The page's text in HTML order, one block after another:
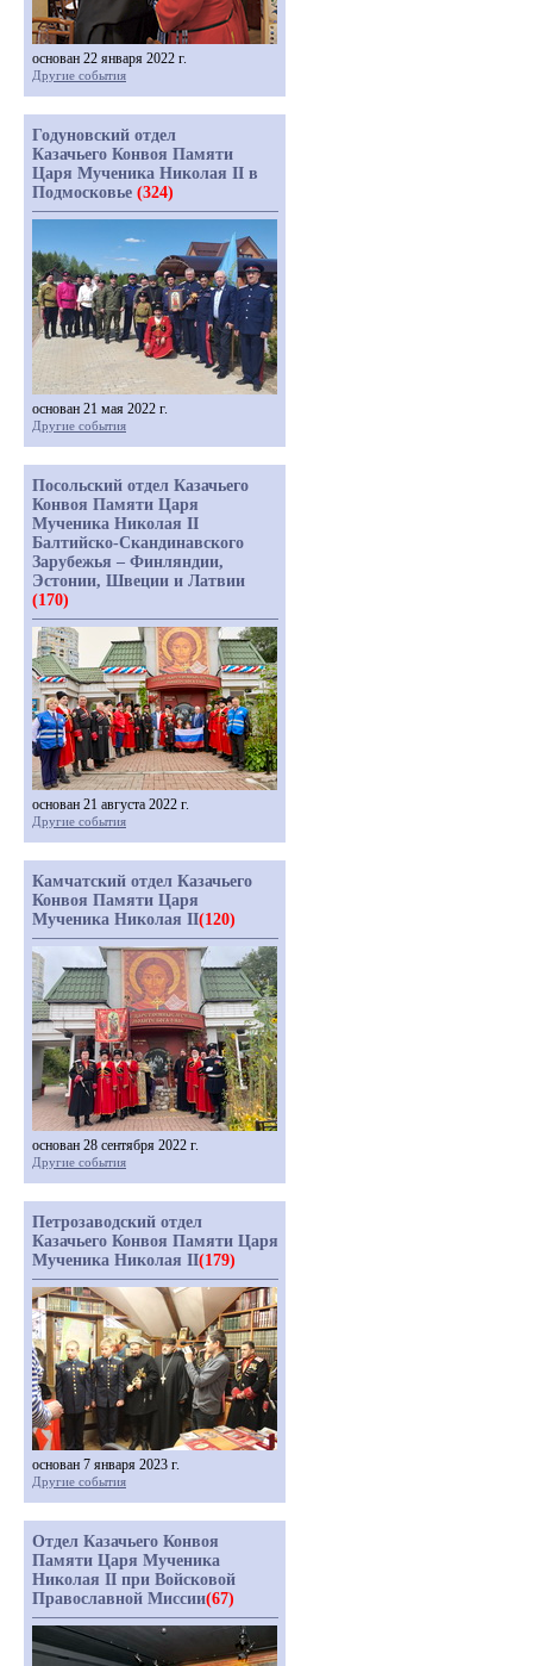
основан 22 января 2022 г.
Другие события
Годуновский отдел
Казачьего Конвоя Памяти
Царя Мученика Николая II в
Подмосковье (324)
основан 21 мая 2022 г.
Другие события
Посольский отдел Казачьего
Конвоя Памяти Царя
Мученика Николая II
Балтийско-Скандинавского
Зарубежья – Финляндии,
Эстонии, Швеции и Латвии
(170)
основан 21 августа 2022 г.
Другие события
Камчатский отдел Казачьего
Конвоя Памяти Царя
Мученика Николая II(120)
основан 28 сентября 2022 г.
Другие события
Петрозаводский отдел
Казачьего Конвоя Памяти Царя
Мученика Николая II(179)
основан 7 января 2023 г.
Другие события
Отдел Казачьего Конвоя
Памяти Царя Мученика
Николая II при Войсковой
Православной Миссии(67)